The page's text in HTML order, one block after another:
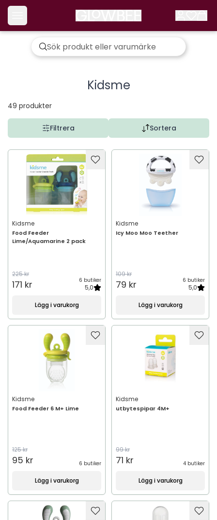
Kidsme
49 produkter
Filtrera Sortera
Kidsme
Food Feeder
Lime/Aquamarine 2 pack
225 kr
171 kr 6 butiker
5,0
Lägg i varukorg
Kidsme
Icy Moo Moo Teether
109 kr
79 kr 6 butiker
5,0
Lägg i varukorg
Kidsme
Food Feeder 6 M+ Lime
125 kr
95 kr 6 butiker
Lägg i varukorg
Kidsme
utbytespipar 4M+
99 kr
71 kr 4 butiker
Lägg i varukorg